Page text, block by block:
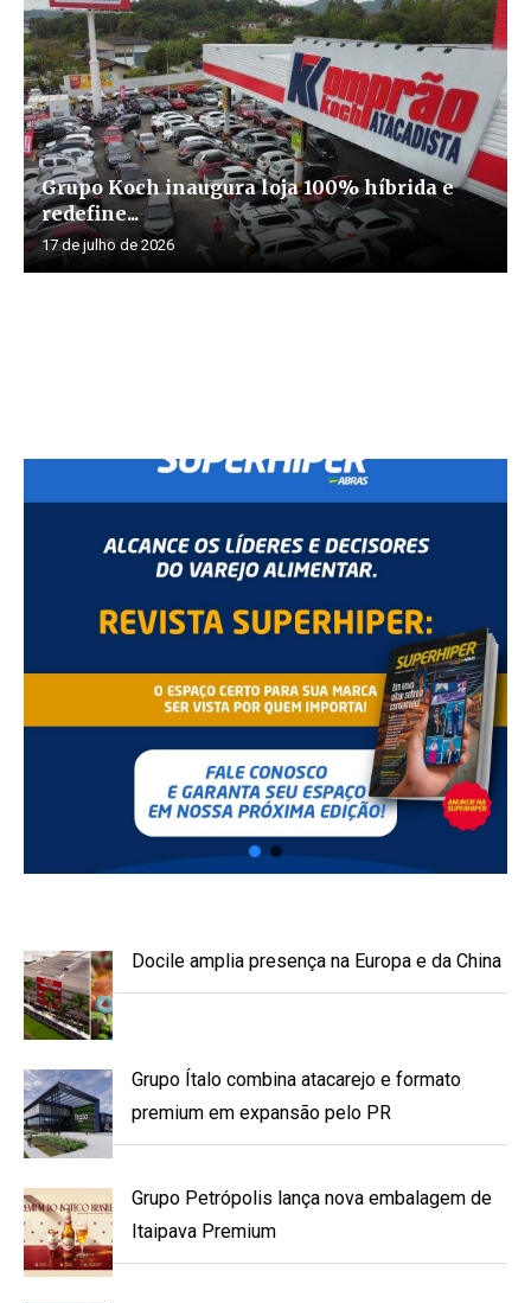
Grupo Koch inaugura loja 100% híbrida e
redefine...
17 de julho de 2026
Docile amplia presença na Europa e da China
Grupo Ítalo combina atacarejo e formato
premium em expansão pelo PR
Grupo Petrópolis lança nova embalagem de
Itaipava Premium